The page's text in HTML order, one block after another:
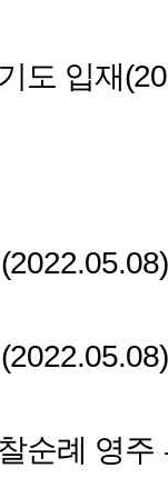
도 입재
순례 영주